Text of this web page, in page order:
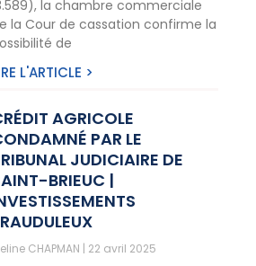
la chambre commerciale
la Cour de cassation confirme la
de
L'ARTICLE >
AGRICOLE
PAR LE
JUDICIAIRE DE
BRIEUC |
CHAPMAN 22 avril 2025